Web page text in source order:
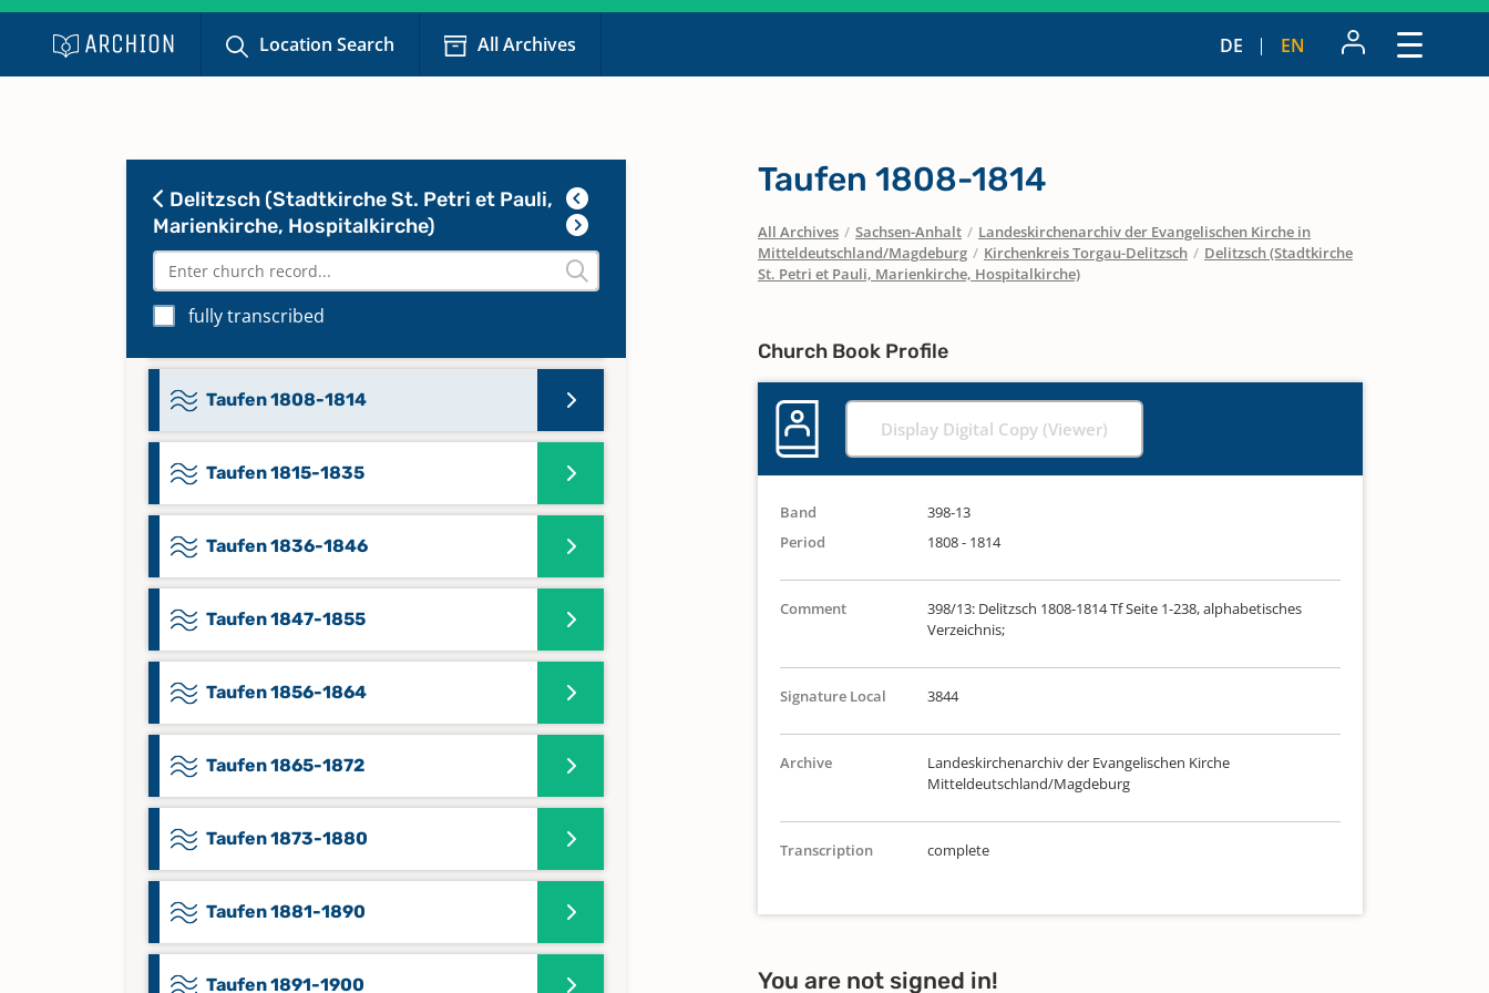
Location Search All Archives DE EN
Delitzsch (Stadtkirche St. Petri et Pauli,
Marienkirche, Hospitalkirche)
fully transcribed
Taufen 1666-1704
Taufen 1756-1779
Taufen 1780-1807
Taufen 1808-1814
Taufen 1815-1835
Taufen 1836-1846
Taufen 1847-1855
Taufen 1856-1864
Taufen 1865-1872
Taufen 1873-1880
Taufen 1881-1890
Taufen 1891-1900
Taufen 1808-1814
All Archives / Sachsen-Anhalt / Landeskirchenarchiv der Evangelischen Kirche in
Mitteldeutschland/Magdeburg / Kirchenkreis Torgau-Delitzsch / Delitzsch (Stadtkirche
St. Petri et Pauli, Marienkirche, Hospitalkirche)
Church Book Profile
Display Digital Copy (Viewer)
Band
398-13
Period
1808 - 1814
Comment
398/13: Delitzsch 1808-1814 Tf Seite 1-238, alphabetisches
Verzeichnis;
Signature Local 3844
Archive
Landeskirchenarchiv der Evangelischen Kirche
Mitteldeutschland/Magdeburg
Transcription complete
You are not signed in!